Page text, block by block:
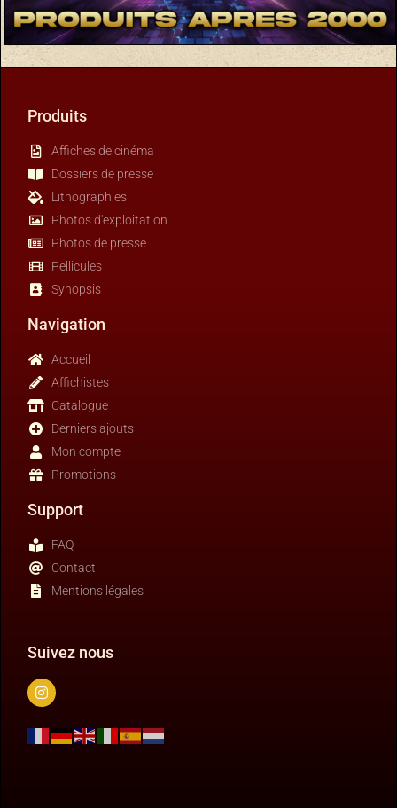
Produits
Affiches de cinéma
Dossiers de presse
Lithographies
Photos d'exploitation
Photos de presse
Pellicules
Synopsis
Navigation
Accueil
Affichistes
Catalogue
Derniers ajouts
Mon compte
Promotions
Support
FAQ
Contact
Mentions légales
Suivez nous